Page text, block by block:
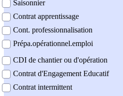
Saisonnier
Contrat apprentissage
Cont. professionnalisation
Prépa.opérationnel.emploi
CDI de chantier ou d'opération
Contrat d'Engagement Educatif
Contrat intermittent